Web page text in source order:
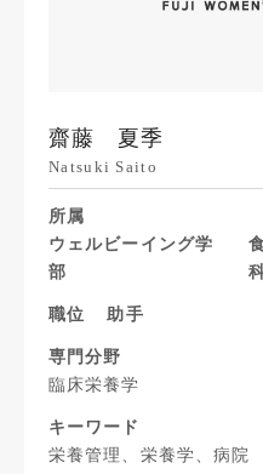
齋藤 夏季
Natsuki Saito
所属
ウェルビーイング学
部
職位 助手
専門分野
臨床栄養学
キーワード
栄養管理、栄養学、病院